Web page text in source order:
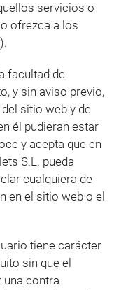
servicios o
ofrezca a los
y sin aviso previo,
sitio web y de
él pudieran estar
y acepta que en
S.L. pueda
cualquiera de
en el sitio web o el
sin que el
una contra